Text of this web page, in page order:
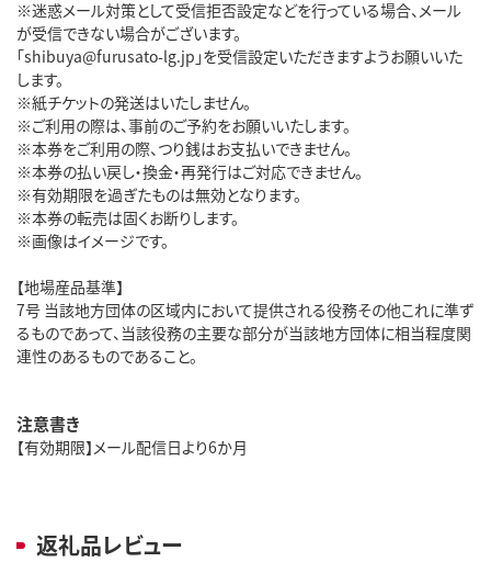
※迷惑メール対策として受信拒否設定などを行っている場合、メール
が受信できない場合がございます。
「shibuya@furusato-lg.jp」を受信設定いただきますようお願いいた
します。
※紙チケットの発送はいたしません。
※ご利用の際は、事前のご予約をお願いいたします。
※本券をご利用の際、つり銭はお支払いできません。
※本券の払い戻し・換金・再発行はご対応できません。
※有効期限を過ぎたものは無効となります。
※本券の転売は固くお断りします。
※画像はイメージです。
【地場産品基準】
7号 当該地方団体の区域内において提供される役務その他これに準ず
るものであって、当該役務の主要な部分が当該地方団体に相当程度関
連性のあるものであること。
注意書き
【有効期限】メール配信日より6か月
返礼品レビュー